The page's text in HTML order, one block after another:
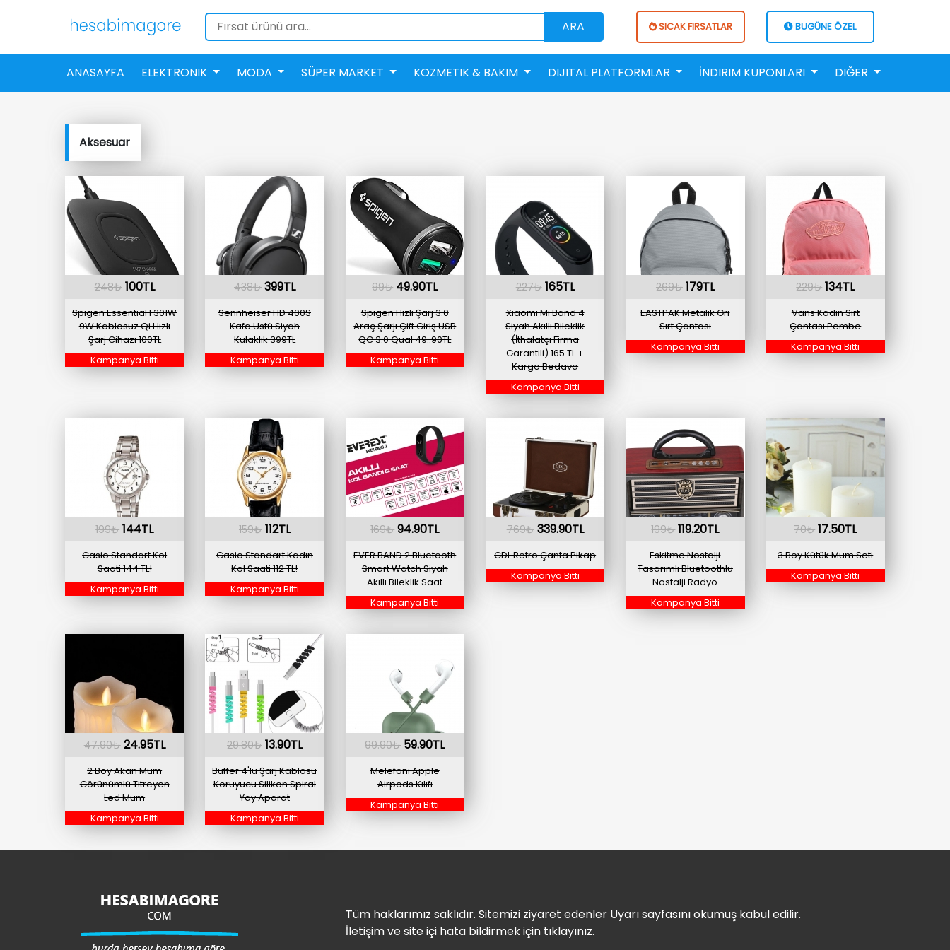
ARA SICAK FIRSATLAR BUGÜNE ÖZEL
ANASAYFA ELEKTRONIK MODA SÜPER MARKET KOZMETIK & BAKIM DIJITAL PLATFORMLAR İNDIRIM KUPONLARI DIĞER
Aksesuar
248₺ 100TL
Spigen Essential F301W
9W Kablosuz Qi Hızlı
Şarj Cihazı 100TL
Kampanya Bitti
438₺ 399TL
Sennheiser HD 400S
Kafa Üstü Siyah
Kulaklık 399TL
Kampanya Bitti
99₺ 49.90TL
Spigen Hızlı Şarj 3.0
Araç Şarjı Çift Giriş USB
QC 3.0 Qual 49..90TL
Kampanya Bitti
227₺ 165TL
Xiaomi Mi Band 4
Siyah Akıllı Bileklik
(İthalatçı Firma
Garantili) 165 TL +
Kargo Bedava
Kampanya Bitti
269₺ 179TL
EASTPAK Metalik Gri
Sırt Çantası
Kampanya Bitti
229₺ 134TL
Vans Kadın Sırt
Çantası Pembe
Kampanya Bitti
199₺ 144TL
Casio Standart Kol
Saati 144 TL!
Kampanya Bitti
159₺ 112TL
Casio Standart Kadın
Kol Saati 112 TL!
Kampanya Bitti
169₺ 94.90TL
EVER BAND 2 Bluetooth
Smart Watch Siyah
Akıllı Bileklik Saat
Kampanya Bitti
769₺ 339.90TL
GDL Retro Çanta Pikap
Kampanya Bitti
199₺ 119.20TL
Eskitme Nostalji
Tasarımlı Bluetoothlu
Nostalji Radyo
Kampanya Bitti
70₺ 17.50TL
3 Boy Kütük Mum Seti
Kampanya Bitti
47.90₺ 24.95TL
2 Boy Akan Mum
Görünümlü Titreyen
Led Mum
Kampanya Bitti
29.80₺ 13.90TL
Buffer 4'lü Şarj Kablosu
Koruyucu Silikon Spiral
Yay Aparat
Kampanya Bitti
99.90₺ 59.90TL
Melefoni Apple
Airpods Kılıfı
Kampanya Bitti
Tüm haklarımız saklıdır. Sitemizi ziyaret edenler Uyarı sayfasını okumuş kabul edilir.
İletişim ve site içi hata bildirmek için tıklayınız.